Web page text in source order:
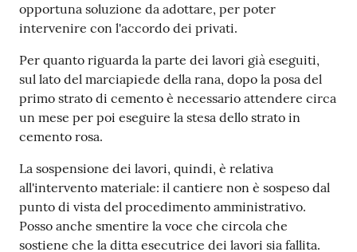
opportuna soluzione da adottare, per poter
intervenire con l'accordo dei privati.
Per quanto riguarda la parte dei lavori già eseguiti,
sul lato del marciapiede della rana, dopo la posa del
primo strato di cemento è necessario attendere circa
un mese per poi eseguire la stesa dello strato in
cemento rosa.
La sospensione dei lavori, quindi, è relativa
all'intervento materiale: il cantiere non è sospeso dal
punto di vista del procedimento amministrativo.
Posso anche smentire la voce che circola che
sostiene che la ditta esecutrice dei lavori sia fallita.